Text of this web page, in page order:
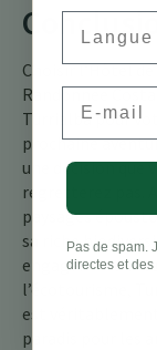
Choisir l’Hôtel de
Randonnée
Turrialba pour
prochaine
une décision que
regretterez pas.
paysages
sa riche
engagement
l’écotourisme,
est véritablement
paradis pour les
Pas de spam.
directes et